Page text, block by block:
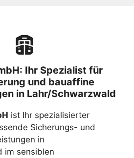
Ihr Spezialist für
und bauaffine
in Lahr/Schwarzwald
ist Ihr spezialisierter
Sicherungs- und
in
im sensiblen